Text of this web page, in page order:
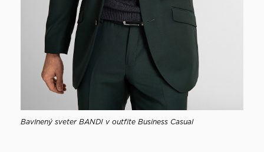
Bavlnený sveter BANDI v outfite Business Casual